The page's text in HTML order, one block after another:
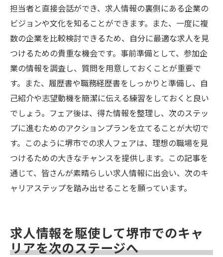
担当者と直接会話ができ、求人情報の裏側にある企業の
ビジョンや文化を知ることができます。また、一度に複
数の企業を比較検討できるため、自分に最適な求人を見
つけるための貴重な機会です。事前準備として、参加企
業の情報を調査し、質問を用意しておくことが重要で
す。また、履歴書や職務経歴書をしっかりと準備し、自
己紹介や志望動機を簡潔に伝える練習をしておくと良い
でしょう。フェア後は、得た情報を整理し、次のステッ
プに進むためのアクションプランを立てることが大切で
す。このように堺市での求人フェアは、理想の職場を見
つけるための大きなチャンスを提供します。この記事を
通じて、皆さんが素晴らしい求人情報に出会い、次のキ
ャリアステップを踏み出せることを願っています。
求人情報を駆使して堺市でのキャ
リアを次のステージへ